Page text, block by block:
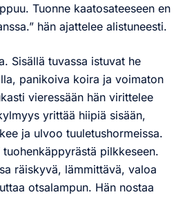
Tuonne kaatosateeseen en
hän ajattelee alistuneesti.
Sisällä tuvassa istuvat he
panikoiva koira ja voimaton
vieressään hän virittelee
yrittää hiipiä sisään,
ja ulvoo tuuletushormeissa.
pilkkeseen.
räiskyvä, lämmittävä, valoa
otsalampun. Hän nostaa